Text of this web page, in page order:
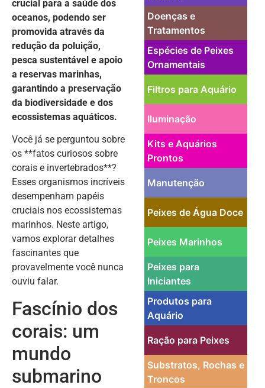
crucial para a saúde dos
oceanos, podendo ser
promovida através da
redução da poluição,
pesca sustentável e apoio
a reservas marinhas,
garantindo a preservação
da biodiversidade e dos
ecossistemas aquáticos.
Você já se perguntou sobre
os **fatos curiosos sobre
corais e invertebrados**?
Esses organismos incríveis
desempenham papéis
cruciais nos ecossistemas
marinhos. Neste artigo,
vamos explorar detalhes
fascinantes que
provavelmente você nunca
ouviu falar.
Fascínio dos
corais: um
mundo
submarino
Doenças e
Tratamentos
Espécies de Peixes
Ornamentais
Filtros para Aquário
Iluminação
Kits e Aquários
Prontos
Manutenção
Peixes de Água Doce
Peixes Marinhos
Peixes para
Iniciantes
Produtos para
Aquário
Ração para Peixes
Substratos, Rochas e
Troncos